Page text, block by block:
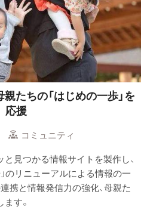
たちの「はじめの一歩」を
応援
コミュニティ
見つかる情報サイトを製作し、
のリニューアルによる情報の一
携と情報発信力の強化、母親た
す。